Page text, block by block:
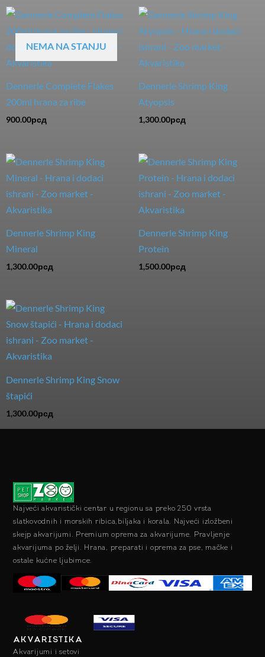
NEMA NA STANJU
Dennerle Complete Flakes
200ml hrana za ribe
900.00рсд
Dennerle Shrimp King
Atyopsis
1,300.00рсд
Dennerle Shrimp King
Mineral
1,300.00рсд
Dennerle Shrimp King
Protein
1,500.00рсд
Dennerle Shrimp King Snow
štapići
1,300.00рсд
Najveći akvaristički centar u regionu sa preko 250 vrsta
slatkovodnih i morskih ribica,biljaka i korala. Najveći izložbeni
skejp akvarijumi. Premium oprema za akvarijume. Pravljenje
akvarijuma po želji. Hrana, preparati i oprema za pse, mačke i
ostale kućne ljubimce.
AKVARISTIKA
Akvarijumi i setovi